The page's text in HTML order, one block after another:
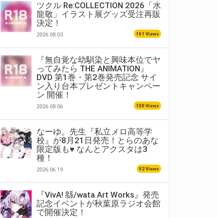
ツクル Re:COLLECTION 2026「水
龍敬」イラスト展グッズ受注再販
決定！
2026.08.03 161 Views
『無自覚な幼馴染と興味本位でヤ
ってみたら THE ANIMATION』
DVD 第1巻・第2巻発売記念 サイ
ン入り台本プレゼントキャンペー
ン 開催！
2026.08.06 100 Views
なーゆ。先生『私立メロ高等学
校』が8月21日発売！とらのあな
限定版も♥ なんとアクスタは3
種！
2026.06.19 92 Views
『VivA! 緜/wata Art Works』発売
記念イベントが秋葉原ラジオ会館
で開催決定！